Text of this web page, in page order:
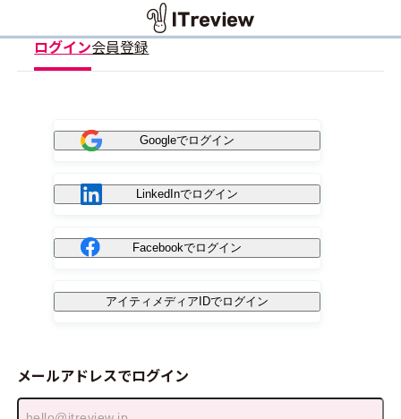
ログイン会員登録
Googleでログイン
LinkedInでログイン
Facebookでログイン
アイティメディアIDでログイン
メールアドレスでログイン